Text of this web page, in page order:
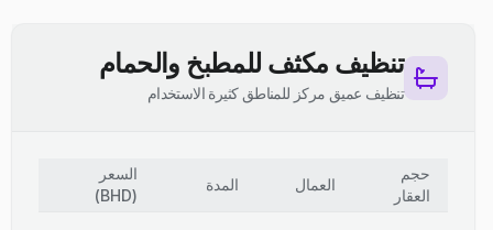
تنظيف مكثف للمطبخ والحمام
تنظيف عميق مركز للمناطق كثيرة الاستخدام
حجم
العقار
العمال المدة
السعر
(
BHD
)